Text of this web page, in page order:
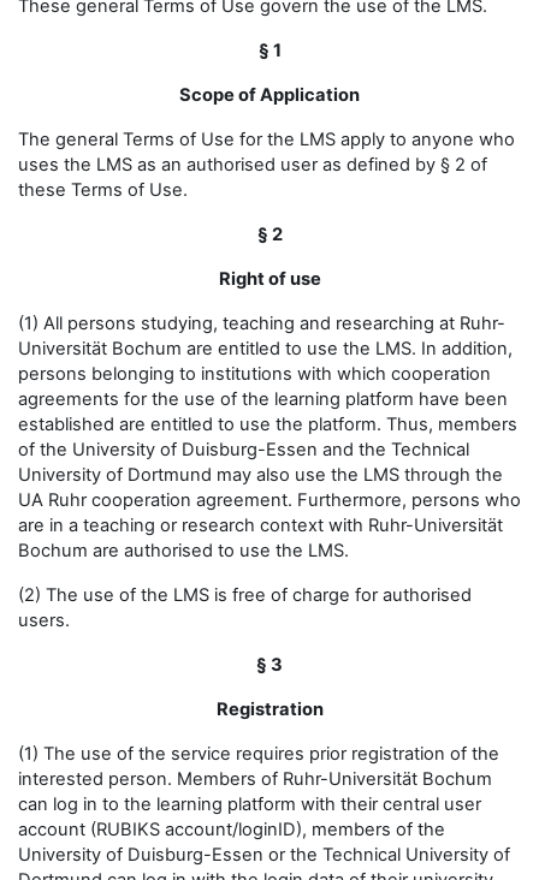
These general Terms of Use govern the use of the LMS.
§ 1
Scope of Application
The general Terms of Use for the LMS apply to anyone who
uses the LMS as an authorised user as defined by § 2 of
these Terms of Use.
§ 2
Right of use
(1) All persons studying, teaching and researching at Ruhr-
Universität Bochum are entitled to use the LMS. In addition,
persons belonging to institutions with which cooperation
agreements for the use of the learning platform have been
established are entitled to use the platform. Thus, members
of the University of Duisburg-Essen and the Technical
University of Dortmund may also use the LMS through the
UA Ruhr cooperation agreement. Furthermore, persons who
are in a teaching or research context with Ruhr-Universität
Bochum are authorised to use the LMS.
(2) The use of the LMS is free of charge for authorised
users.
§ 3
Registration
(1) The use of the service requires prior registration of the
interested person. Members of Ruhr-Universität Bochum
can log in to the learning platform with their central user
account (RUBIKS account/loginID), members of the
University of Duisburg-Essen or the Technical University of